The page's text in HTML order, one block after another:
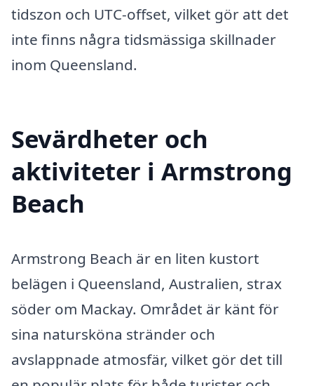
tidszon och UTC-offset, vilket gör att det
inte finns några tidsmässiga skillnader
inom Queensland.
Sevärdheter och
aktiviteter i Armstrong
Beach
Armstrong Beach är en liten kustort
belägen i Queensland, Australien, strax
söder om Mackay. Området är känt för
sina natursköna stränder och
avslappnade atmosfär, vilket gör det till